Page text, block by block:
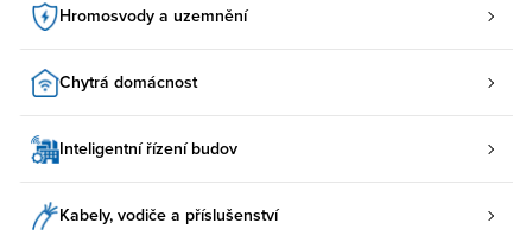
Hromosvody a uzemnění
Chytrá domácnost
Inteligentní řízení budov
Kabely, vodiče a příslušenství